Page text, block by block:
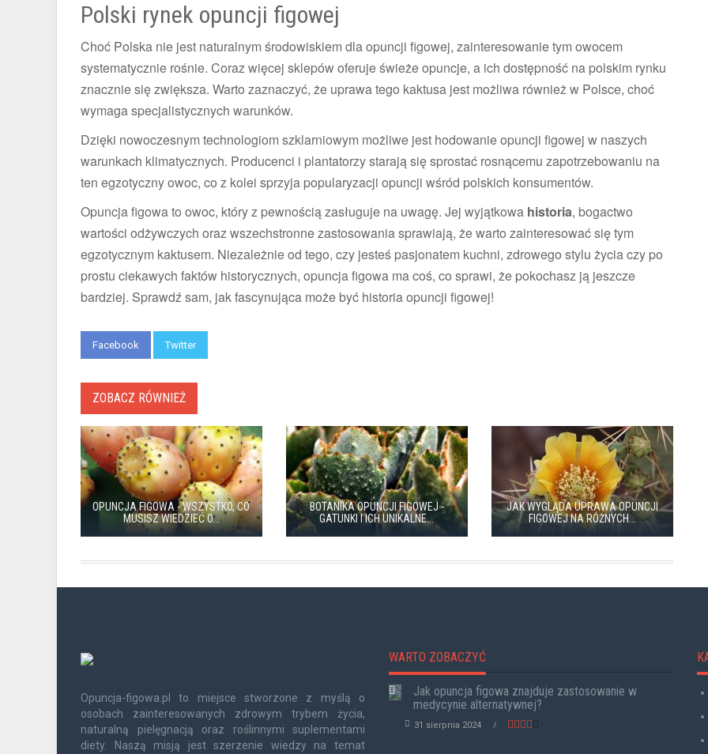
Polski rynek opuncji figowej
Choć Polska nie jest naturalnym środowiskiem dla opuncji figowej, zainteresowanie tym owocem
systematycznie rośnie. Coraz więcej sklepów oferuje świeże opuncje, a ich dostępność na polskim rynku
znacznie się zwiększa. Warto zaznaczyć, że uprawa tego kaktusa jest możliwa również w Polsce, choć
wymaga specjalistycznych warunków.
Dzięki nowoczesnym technologiom szklarniowym możliwe jest hodowanie opuncji figowej w naszych
warunkach klimatycznych. Producenci i plantatorzy starają się sprostać rosnącemu zapotrzebowaniu na
ten egzotyczny owoc, co z kolei sprzyja popularyzacji opuncji wśród polskich konsumentów.
Opuncja figowa to owoc, który z pewnością zasługuje na uwagę. Jej wyjątkowa historia, bogactwo
wartości odżywczych oraz wszechstronne zastosowania sprawiają, że warto zainteresować się tym
egzotycznym kaktusem. Niezależnie od tego, czy jesteś pasjonatem kuchni, zdrowego stylu życia czy po
prostu ciekawych faktów historycznych, opuncja figowa ma coś, co sprawi, że pokochasz ją jeszcze
bardziej. Sprawdź sam, jak fascynująca może być historia opuncji figowej!
Facebook Twitter
ZOBACZ RÓWNIEŻ
OPUNCJA FIGOWA - WSZYSTKO, CO
MUSISZ WIEDZIEĆ O...
BOTANIKA OPUNCJI FIGOWEJ -
GATUNKI I ICH UNIKALNE...
JAK WYGLĄDA UPRAWA OPUNCJI
FIGOWEJ NA RÓŻNYCH...
Opuncja-figowa.pl to miejsce stworzone z myślą o
osobach zainteresowanych zdrowym trybem życia,
naturalną pielęgnacją oraz roślinnymi suplementami
diety. Naszą misją jest szerzenie wiedzy na temat
WARTO ZOBACZYĆ
Jak opuncja figowa znajduje zastosowanie w
medycynie alternatywnej?
31 sierpnia 2024